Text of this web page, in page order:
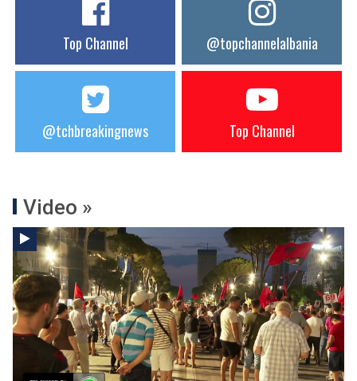
Top Channel @topchannelalbania
@tchbreakingnews Top Channel
Video »